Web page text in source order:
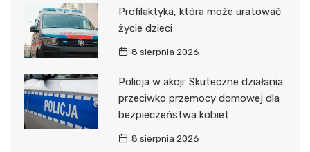
Profilaktyka, która może uratować
życie dzieci
8 sierpnia 2026
Policja w akcji: Skuteczne działania
przeciwko przemocy domowej dla
bezpieczeństwa kobiet
8 sierpnia 2026